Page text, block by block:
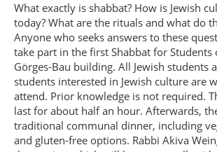
What exactly is shabbat? How is Jewish
today? What are the rituals and what do
Anyone who seeks answers to these
take part in the first Shabbat for Students
Görges-Bau building. All Jewish students
students interested in Jewish culture are
attend. Prior knowledge is not required.
last for about half an hour. Afterwards,
traditional communal dinner, including
and gluten-free options. Rabbi Akiva